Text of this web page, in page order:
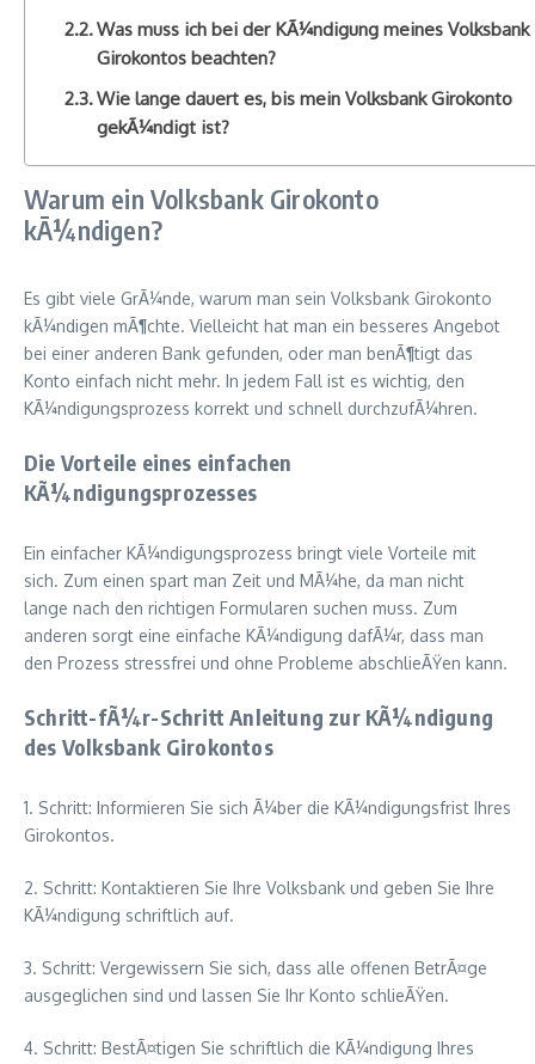
Was muss ich bei der KÃ¼ndigung meines Volksbank
Girokontos beachten?
Wie lange dauert es, bis mein Volksbank Girokonto
gekÃ¼ndigt ist?
Warum ein Volksbank Girokonto
kÃ¼ndigen?
Es gibt viele GrÃ¼nde, warum man sein Volksbank Girokonto
kÃ¼ndigen mÃ¶chte. Vielleicht hat man ein besseres Angebot
bei einer anderen Bank gefunden, oder man benÃ¶tigt das
Konto einfach nicht mehr. In jedem Fall ist es wichtig, den
KÃ¼ndigungsprozess korrekt und schnell durchzufÃ¼hren.
Die Vorteile eines einfachen
KÃ¼ndigungsprozesses
Ein einfacher KÃ¼ndigungsprozess bringt viele Vorteile mit
sich. Zum einen spart man Zeit und MÃ¼he, da man nicht
lange nach den richtigen Formularen suchen muss. Zum
anderen sorgt eine einfache KÃ¼ndigung dafÃ¼r, dass man
den Prozess stressfrei und ohne Probleme abschlieÃŸen kann.
Schritt-fÃ¼r-Schritt Anleitung zur KÃ¼ndigung
des Volksbank Girokontos
1. Schritt: Informieren Sie sich Ã¼ber die KÃ¼ndigungsfrist Ihres
Girokontos.
2. Schritt: Kontaktieren Sie Ihre Volksbank und geben Sie Ihre
KÃ¼ndigung schriftlich auf.
3. Schritt: Vergewissern Sie sich, dass alle offenen BetrÃ¤ge
ausgeglichen sind und lassen Sie Ihr Konto schlieÃŸen.
4. Schritt: BestÃ¤tigen Sie schriftlich die KÃ¼ndigung Ihres